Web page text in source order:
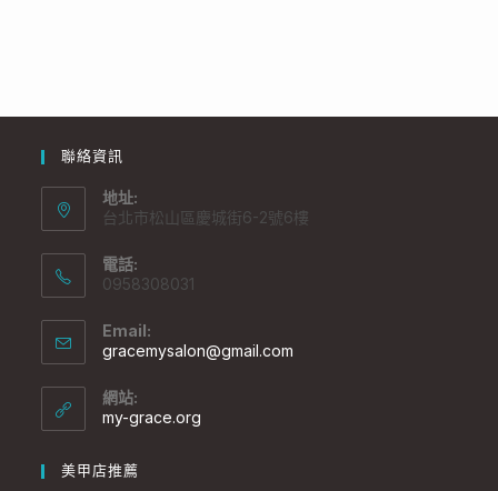
聯絡資訊
地址:
台北市松山區慶城街6-2號6樓
電話:
0958308031
Email:
gracemysalon@gmail.com
網站:
my-grace.org
美甲店推薦